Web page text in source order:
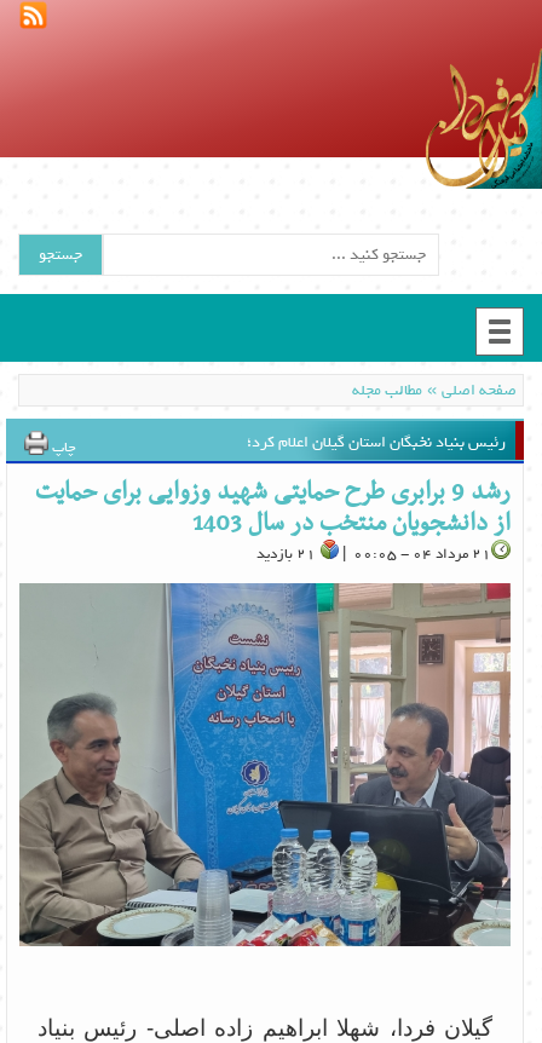
جستجو
صفحه اصلی»مطالب مجله
رئیس بنیاد نخبگان استان گیلان اعلام کرد؛ چاپ
رشد 9 برابری طرح حمایتی شهید وزوایی برای حمایت
از دانشجویان منتخب در سال 1403
21 مرداد 04 - 00:05 |
گیلان فردا، شهلا ابراهیم زاده اصلی- رئیس بنیاد